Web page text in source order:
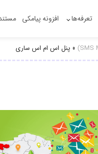
تعرفه‌ها افزونه‌ پیامکی
» پنل اس ام اس ساری